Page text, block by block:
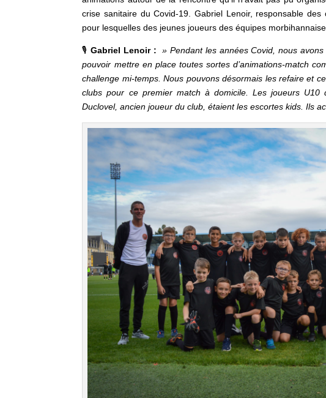
crise sanitaire du Covid-19. Gabriel Lenoir, responsable
pour lesquelles des jeunes joueurs des équipes
🎙 Gabriel Lenoir :
» Pendant les années Covid, nous
pouvoir mettre en place toutes sortes d’animations-match
challenge mi-temps. Nous pouvons désormais les refaire et
clubs pour ce premier match à domicile. Les joueurs U10
Duclovel, ancien joueur du club, étaient les escortes kids. Ils